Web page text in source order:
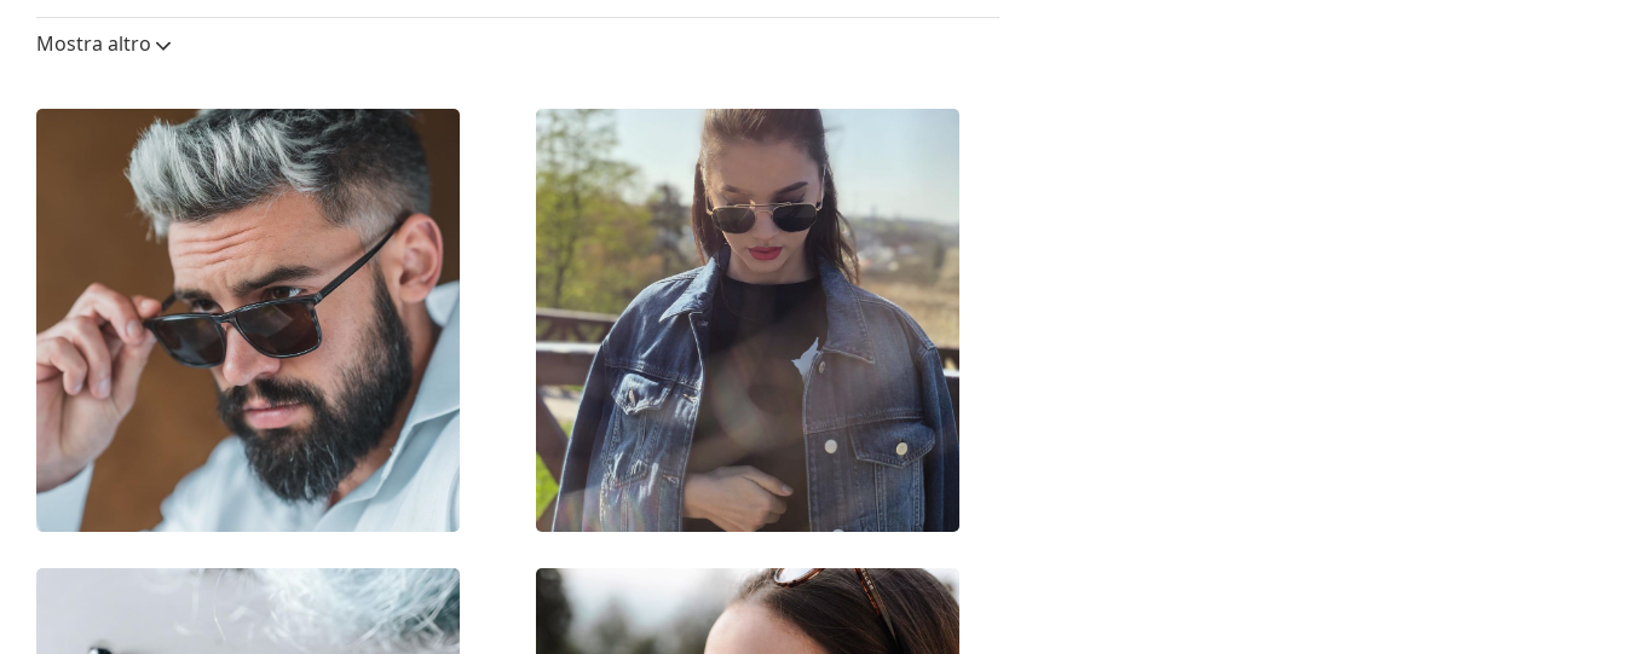
Diametro lente (Calibro):
Filtro UV 400:
Sì
Montatura
Forma montatura:
Squadrata
Colore montatura:
Marrone
Materiale montatura:
Plastica
Taglia:
M
Larghezza montatura:
132 mm
Lunghezza asta (Asta):
140 mm
Ponte:
17 mm
Peso:
100 g
Naselli regolabili:
No
Sì
Panno per pulizia:
Sì
Mostra altro